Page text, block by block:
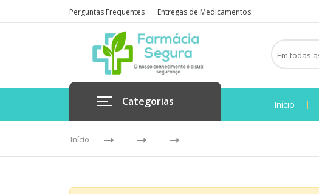
Perguntas Frequentes Entregas de Medicamentos
Categorias Início
Início